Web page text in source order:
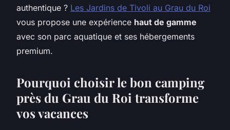
authentique ? Les Jardins de Tivoli au Grau du Roi
vous propose une expérience haut de gamme
avec son parc aquatique et ses hébergements
premium.
Pourquoi choisir le bon camping
près du Grau du Roi transforme
vos vacances